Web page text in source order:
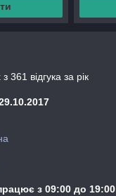
361 відгука за рік
з 09:00 до 19:00